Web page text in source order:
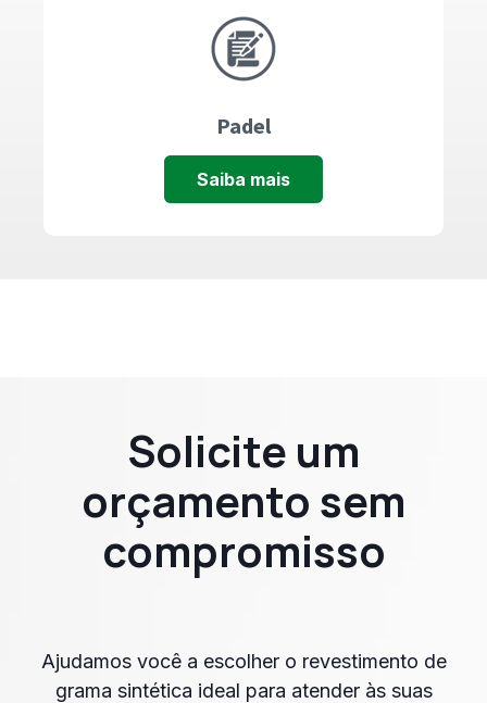
Padel
Saiba mais
Solicite um
orçamento sem
compromisso
Ajudamos você a escolher o revestimento de
grama sintética ideal para atender às suas